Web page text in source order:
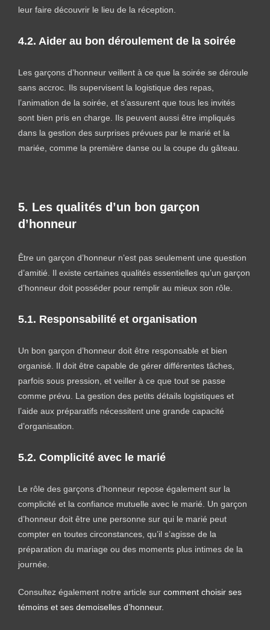
leur faire découvrir le lieu de la réception.
4.2. Aider au bon déroulement de la soirée
Les garçons d’honneur veillent à ce que la soirée se déroule
sans accroc. Ils supervisent la logistique des repas,
l’animation de la soirée, et s’assurent que tous les invités
sont bien pris en charge. Ils peuvent aussi être impliqués
dans la gestion des surprises prévues par le marié et la
mariée, comme la première danse ou la coupe du gâteau.
5. Les qualités d’un bon garçon
d’honneur
Être un garçon d’honneur n’est pas seulement une question
d’amitié. Il existe certaines qualités essentielles qu’un garçon
d’honneur doit posséder pour remplir au mieux son rôle.
5.1. Responsabilité et organisation
Un bon garçon d’honneur doit être responsable et bien
organisé. Il doit être capable de gérer différentes tâches,
parfois sous pression, et veiller à ce que tout se passe
comme prévu. La gestion des petits détails logistiques et
l’aide aux préparatifs nécessitent une grande capacité
d’organisation.
5.2. Complicité avec le marié
Le rôle des garçons d’honneur repose également sur la
complicité et la confiance mutuelle avec le marié. Un garçon
d’honneur doit être une personne sur qui le marié peut
compter en toutes circonstances, qu’il s’agisse de la
préparation du mariage ou des moments plus intimes de la
journée.
Consultez également notre article sur comment choisir ses
témoins et ses demoiselles d’honneur.